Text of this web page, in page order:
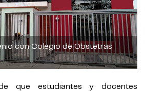
con Colegio de Obstetras
que estudiantes y docentes